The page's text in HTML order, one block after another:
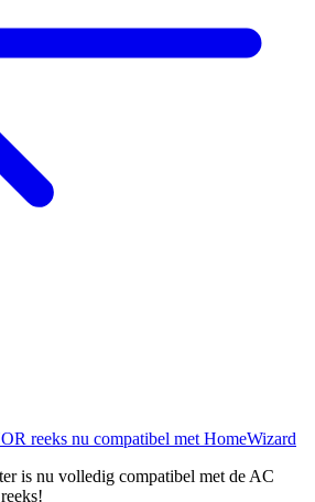
reeks nu compatibel met HomeWizard
is nu volledig compatibel met de AC